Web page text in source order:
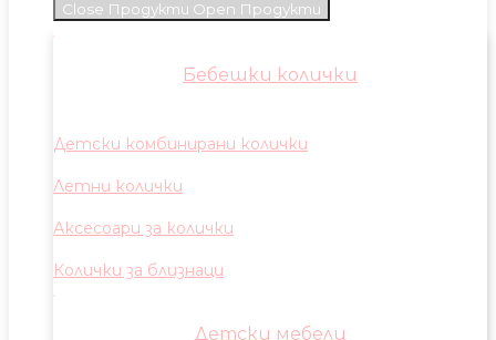
Close Продукти Open Продукти
Бебешки колички
Детски комбинирани колички
Летни колички
Аксесоари за колички
Колички за близнаци
Детски мебели